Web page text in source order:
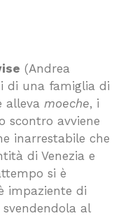
(Andrea
di una famiglia di
alleva moeche, i
scontro avviene
inarrestabile che
di Venezia e
si è
impaziente di
al